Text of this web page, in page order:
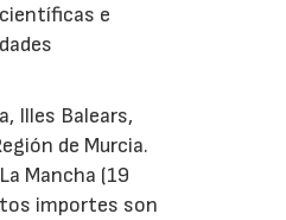
e
Illes Balears,
de Murcia.
Mancha (19
importes son